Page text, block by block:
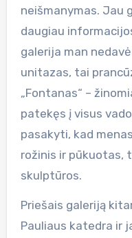
neišmanymas. Jau
daugiau
galerija man
unitazas, tai
„Fontanas“ –
patekęs į visus
pasakyti, kad
rožinis ir pūkuotas,
skulptūros.
Priešais galeriją
Pauliaus katedra ir